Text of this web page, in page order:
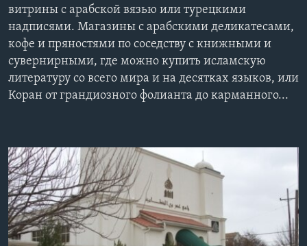
поискДИСКУССИЯ VOA
ДЕТАЛИ
НЬЮ-ЙОРК NEW YORK
АМЕРИКА. БОЛЬШОЕ ПУТЕШЕСТВИЕ
АРТЕФАКТЫ
АМЕРИКАНСКИЕ ГОРОДКИ
ТЕСТЫ
ЗА СВОБОДУ ПРЕССЫ
УЧИМ АНГЛИЙСКИЙ
ВИДЕО
ПОДПИСКА НА НОВОСТИ
СОЦИАЛЬНЫЕ СЕТИ
Языки
витрины с арабской вязью или турецкими
надписями. Магазины с арабскими деликатесами,
кофе и пряностями по соседству с книжными и
сувернирными, где можно купить исламскую
литературу со всего мира и на десятках языков, или
Коран от грандиозного фолианта до карманного...